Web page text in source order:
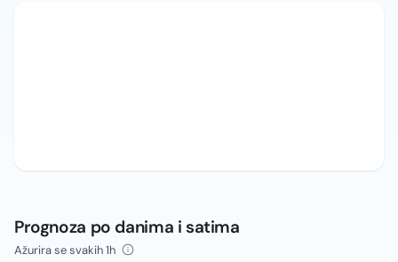
Prognoza po danima i satima
Ažurira se svakih 1h